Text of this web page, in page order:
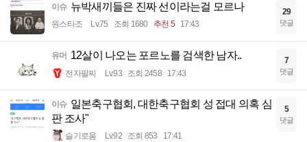
이슈 뉴박새끼들은 진짜 선이라는걸 모르나
원스타조 Lv.75 조회 1680 추천 5 17:43
29
댓글
유머 12살이 나오는 포르노를 검색한 남자..
전자팔찌 Lv.93 조회 2458 17:43
7
댓글
이슈 일본축구협회, 대한축구협회 성 접대 의혹 심
판 조사"
슬기로움 Lv.92 조회 853 17:41
5
댓글